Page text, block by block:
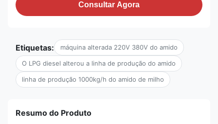
Consultar Agora
Etiquetas: máquina alterada 220V 380V do amido
O LPG diesel alterou a linha de produção do amido
linha de produção 1000kg/h do amido de milho
Resumo do Produto